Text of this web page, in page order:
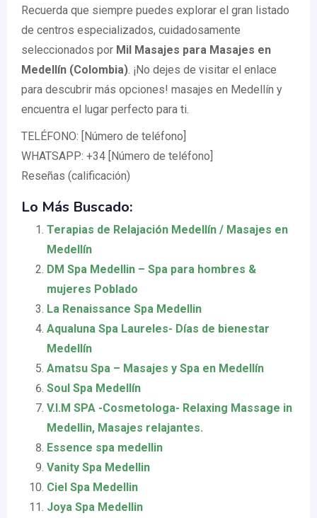
Recuerda que siempre puedes explorar el gran listado
de centros especializados, cuidadosamente
seleccionados por Mil Masajes para Masajes en
Medellín (Colombia). ¡No dejes de visitar el enlace
para descubrir más opciones! masajes en Medellín y
encuentra el lugar perfecto para ti.
TELÉFONO: [Número de teléfono]
WHATSAPP: +34 [Número de teléfono]
Reseñas (calificación)
Lo Más Buscado:
Terapias de Relajación Medellín / Masajes en
Medellín
DM Spa Medellin – Spa para hombres &
mujeres Poblado
La Renaissance Spa Medellin
Aqualuna Spa Laureles- Días de bienestar
Medellín
Amatsu Spa – Masajes y Spa en Medellín
Soul Spa Medellín
V.I.M SPA -Cosmetologa- Relaxing Massage in
Medellin, Masajes relajantes.
Essence spa medellin
Vanity Spa Medellin
Ciel Spa Medellin
Joya Spa Medellin